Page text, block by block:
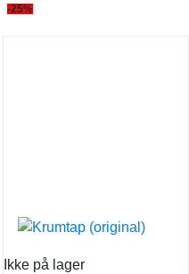
-25%
Ikke på lager